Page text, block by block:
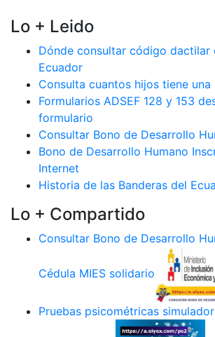
Lo + Leido
Dónde consultar código dactilar
Ecuador
Consulta cuantos hijos tiene una
Formularios ADSEF 128 y 153
formulario
Consultar Bono de Desarrollo
Bono de Desarrollo Humano
Internet
Historia de las Banderas del
Lo + Compartido
Consultar Bono de Desarrollo
Cédula MIES solidario
Pruebas psicométricas